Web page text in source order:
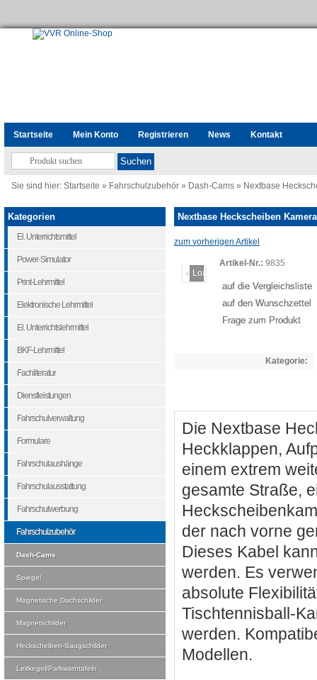
Startseite Mein Konto Registrieren News Kontakt
Sie sind hier: Startseite » Fahrschulzubehör » Dash-Cams » Nextbase
Nextbase Heckscheiben Kamera
zum vorherigen Artikel
Loading...
Artikel-Nr.: 9835
auf die Vergleichsliste
auf den Wunschzettel
Frage zum Produkt
Kategorie:
Die Nextbase
Heckklappen,
einem extrem
gesamte Straße,
der nach vorne
Dieses Kabel
werden. Es
absolute
Tischtennisball-
werden.
Modellen.
Kategorien
El. Unterrichtsmittel
Power-Simulator
Print-Lehrmittel
Elektronische Lehrmittel
El. Unterrichtslehrmittel
BKF-Lehrmittel
Fachliteratur
Dienstleistungen
Fahrschulverwaltung
Formulare
Fahrschulaushänge
Fahrschulausstattung
Fahrschulwerbung
Fahrschulzubehör
Dash-Cams
Spiegel
Magnetische Dachschilder
Magnetschilder
Heckscheiben-Saugschilder
Leitkegel/Parkwarntafeln